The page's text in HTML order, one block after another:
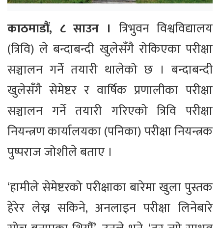
काठमाडौं, ८ साउन । त्रिभुवन विश्वविद्यालय
(त्रिवि) ले बन्दाबन्दी खुलेसँगै रोकिएका परीक्षा
सञ्चालन गर्ने तयारी थालेको छ । बन्दाबन्दी
खुलेसँगै सेमेष्टर र वार्षिक प्रणालीका परीक्षा
सञ्चालन गर्ने तयारी गरिएको त्रिवि परीक्षा
नियन्त्रण कार्यालयका (पनिका) परीक्षा नियन्त्रक
पुष्पराज जोशीले बताए ।
‘हामीले सेमेष्टरको परीक्षाका बारेमा खुला पुस्तक
हेरेर लेख्न सकिने, अनलाइन परीक्षा लिनेबारे